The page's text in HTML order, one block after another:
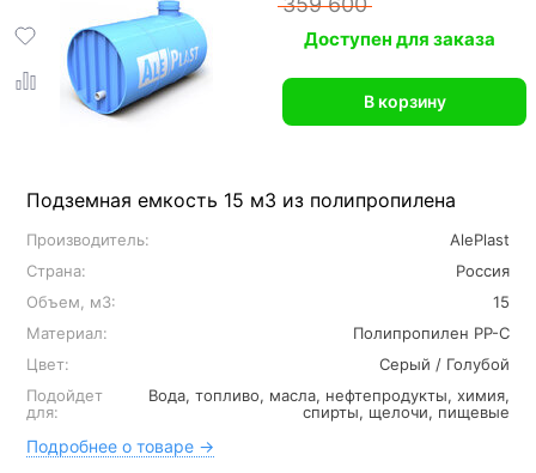
Подземная емкость 15 м3 из полипропилена
Производитель:
AlePlast
Страна:
Россия
Объем, м3:
15
Материал:
Полипропилен PP-C
Цвет:
Серый / Голубой
Подойдет
для:
Вода, топливо, масла, нефтепродукты, химия,
спирты, щелочи, пищевые
Подробнее о товаре →
Доступен для заказа
В корзину